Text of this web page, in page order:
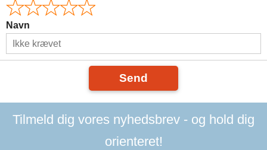
Navn
Send
Tilmeld dig vores nyhedsbrev - og hold dig
orienteret!